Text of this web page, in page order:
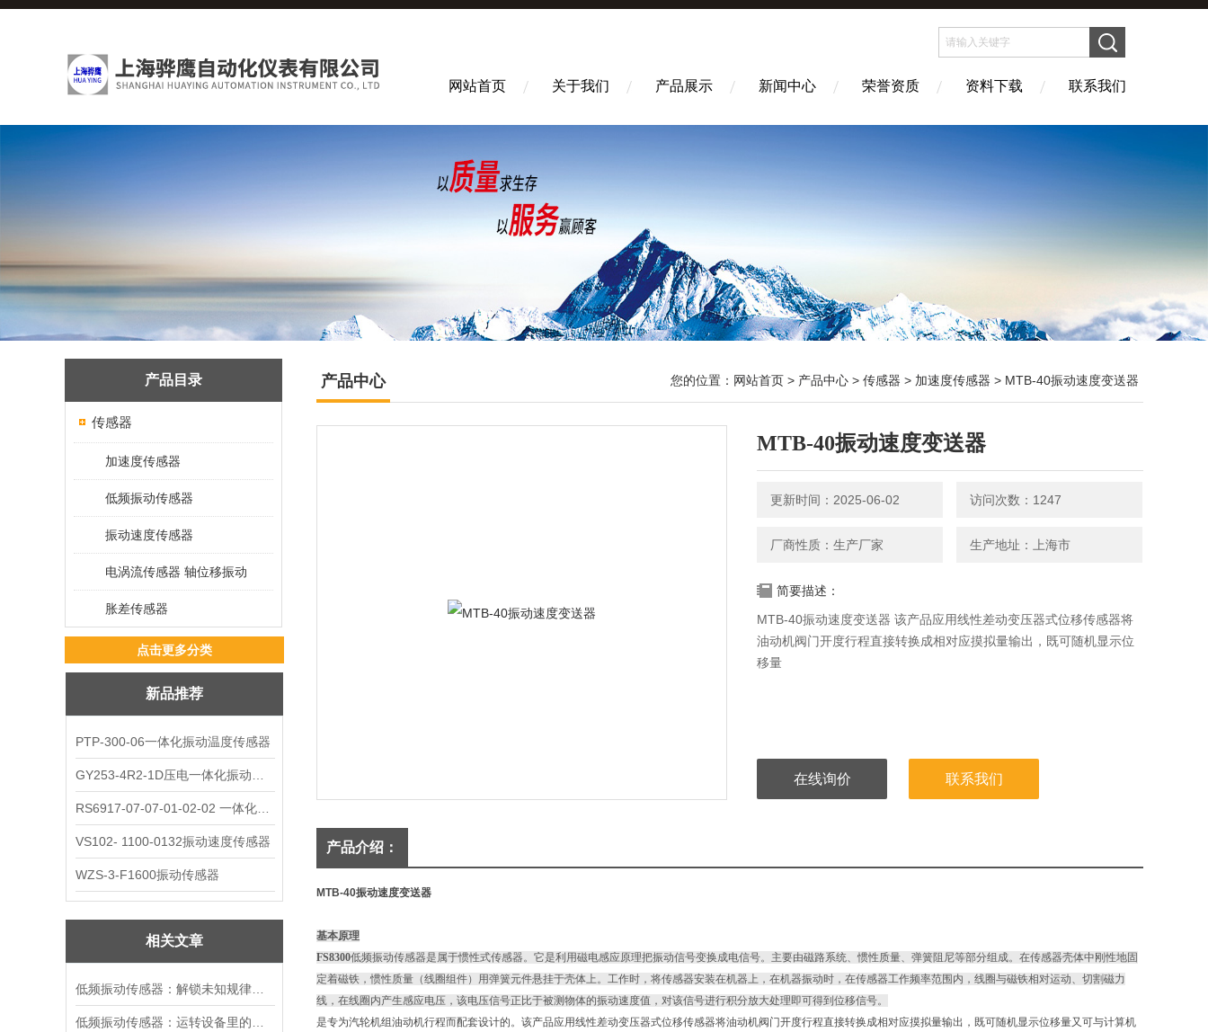
网站首页 关于我们 产品展示 新闻中心 荣誉资质 资料下载 联系我们
产品目录
传感器
加速度传感器
低频振动传感器
振动速度传感器
电涡流传感器 轴位移振动
胀差传感器
点击更多分类
新品推荐
PTP-300-06一体化振动温度传感器
VS102- 1100-0132振动速度传感器
WZS-3-F1600振动传感器
相关文章
产品中心 您的位置： 网站首页 > 产品中心 > 传感器 > 加速度传感器 > MTB-40振动速度变送器
MTB-40振动速度变送器
更新时间：2025-06-02 访问次数：1247
厂商性质：生产厂家 生产地址：上海市
简要描述：
MTB-40振动速度变送器 该产品应用线性差动变压器式位移传感器将
油动机阀门开度行程直接转换成相对应摸拟量输出，既可随机显示位
移量
在线询价 联系我们
产品介绍：
MTB-40振动速度变送器
基本原理
FS8300低频振动传感器是属于惯性式传感器。它是利用磁电感应原理把振动信号变换成电信号。主要由磁路系统、惯性质量、弹簧阻尼等部分组成。在传感器壳体中刚性地固
定着磁铁，惯性质量（线圈组件）用弹簧元件悬挂于壳体上。工作时，将传感器安装在机器上，在机器振动时，在传感器工作频率范围内，线圈与磁铁相对运动、切割磁力
线，在线圈内产生感应电压，该电压信号正比于被测物体的振动速度值，对该信号进行积分放大处理即可得到位移信号。
是专为汽轮机组油动机行程而配套设计的。该产品应用线性差动变压器式位移传感器将油动机阀门开度行程直接转换成相对应摸拟量输出，既可随机显示位移量又可与计算机